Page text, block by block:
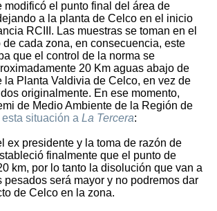
modificó el punto final del área de
a la planta de Celco en el inicio
RCIII. Las muestras se toman en el
de cada zona, en consecuencia, este
que el control de la norma se
20 Km aguas abajo de
la Planta Valdivia de Celco, en vez de
originalmente. En ese momento,
de Medio Ambiente de la Región de
situación a La Tercera:
ex presidente y la toma de razón de
finalmente que el punto de
km, por lo tanto la disolución que van a
pesados será mayor y no podremos dar
de Celco en la zona.